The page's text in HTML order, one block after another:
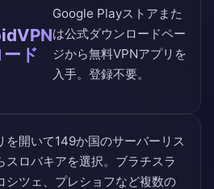
ド
Google Playストア また
は公式ダウンロードペー
ジから無料VPNアプリを
入手。登録不要。
を開いて149か国のサーバーリス
スロバキアを選択。ブラチスラ
シツェ、プレショフなど複数の